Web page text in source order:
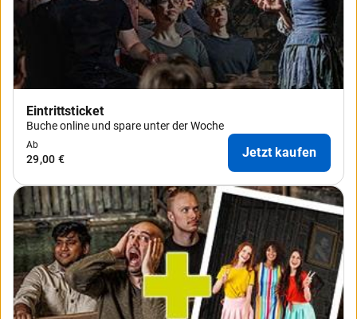
Eintrittsticket
Buche online und spare unter der Woche
Ab
29,00 € Jetzt kaufen